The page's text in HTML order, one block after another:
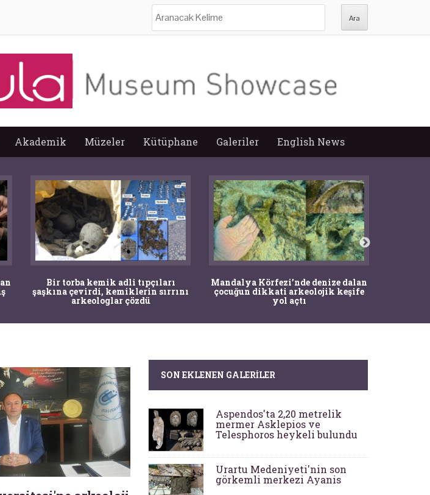
Akademik Müzeler Kütüphane Galeriler English News
Bir torba kemik adli tıpçıları
şaşkına çevirdi, kemiklerin sırrını
arkeologlar çözdü
Mandalya Körfezi’nde denize dalan
çocuğun dikkati arkeolojik keşife
yol açtı
SON EKLENEN GALERILER
Aspendos'ta 2,20 metrelik
mermer Asklepios ve
Telesphoros heykeli bulundu
Urartu Medeniyeti'nin son
görkemli merkezi Ayanis